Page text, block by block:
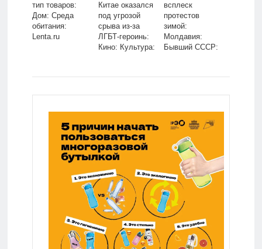
тип товаров:
Дом: Среда
обитания:
Lenta.ru
Китае оказался
под угрозой
срыва из-за
ЛГБТ-героинь:
Кино: Культура:
всплеск
протестов
зимой:
Молдавия:
Бывший СССР: